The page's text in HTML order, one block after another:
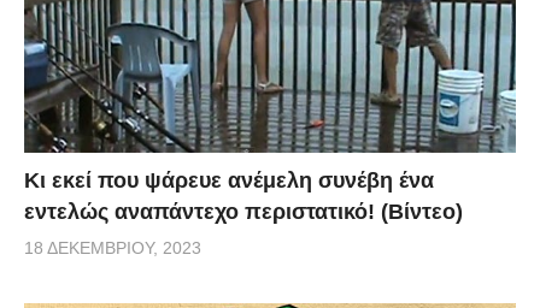
Κι εκεί που ψάρευε ανέμελη συνέβη ένα
εντελώς αναπάντεχο περιστατικό! (Βίντεο)
18 ΔΕΚΕΜΒΡΊΟΥ, 2023